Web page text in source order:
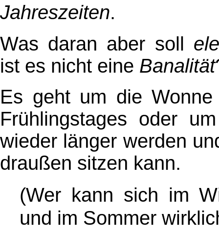
Jahreszeiten.
Was daran aber soll
ist es nicht eine Banalität
Es geht um die Wonne
Frühlingstages oder
wieder länger werden
draußen sitzen kann.
(Wer kann sich im
und im Sommer